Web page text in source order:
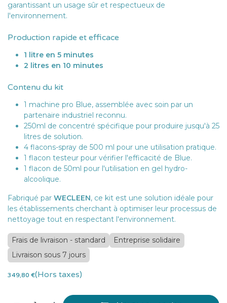
garantissant un usage sûr et respectueux de
l'environnement.
Production rapide et efficace
1 litre en 5 minutes
2 litres en 10 minutes
Contenu du kit
1 machine pro Blue, assemblée avec soin par un
partenaire industriel reconnu.
250ml de concentré spécifique pour produire jusqu'à 25
litres de solution.
4 flacons-spray de 500 ml pour une utilisation pratique.
1 flacon testeur pour vérifier l'efficacité de Blue.
1 flacon de 50ml pour l'utilisation en gel hydro-
alcoolique.
Fabriqué par WECLEEN, ce kit est une solution idéale pour
les établissements cherchant à optimiser leur processus de
nettoyage tout en respectant l'environnement.
Frais de livraison - standard
Entreprise solidaire
Livraison sous 7 jours
349,80 €(Hors taxes)